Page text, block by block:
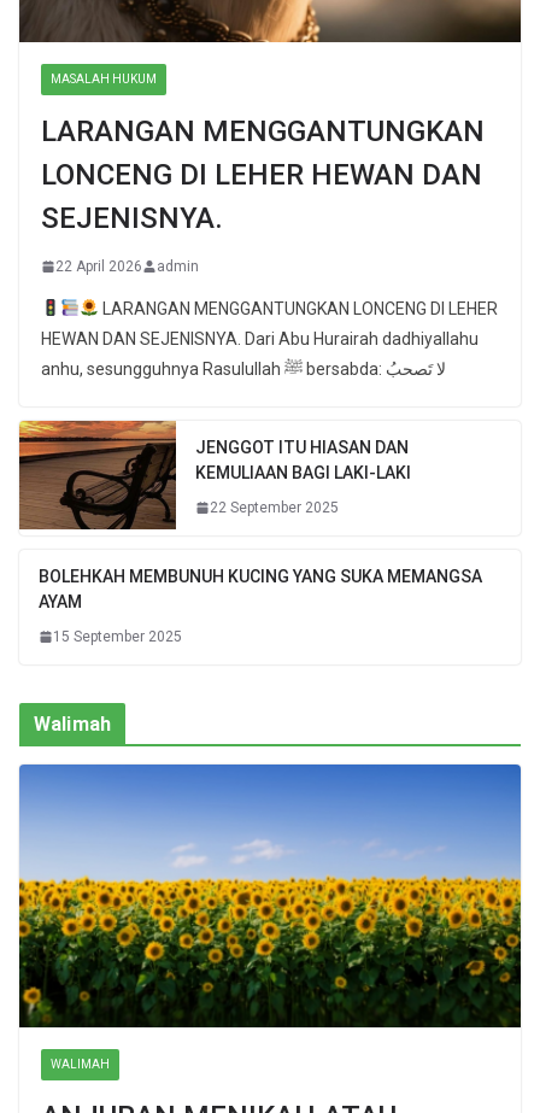
MASALAH HUKUM
LARANGAN MENGGANTUNGKAN
LONCENG DI LEHER HEWAN DAN
SEJENISNYA.
22 April 2026 admin
LARANGAN MENGGANTUNGKAN LONCENG DI LEHER
HEWAN DAN SEJENISNYA. Dari Abu Hurairah dadhiyallahu
anhu, sesungguhnya Rasulullah ﷺ bersabda: لا تَصحبُ
JENGGOT ITU HIASAN DAN
KEMULIAAN BAGI LAKI-LAKI
22 September 2025
BOLEHKAH MEMBUNUH KUCING YANG SUKA MEMANGSA
AYAM
15 September 2025
Walimah
WALIMAH